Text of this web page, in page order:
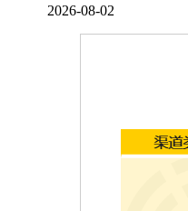
2026-08-02